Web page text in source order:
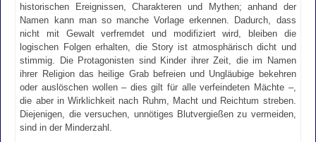
historischen Ereignissen, Charakteren und Mythen; anhand der
Namen kann man so manche Vorlage erkennen. Dadurch, dass
nicht mit Gewalt verfremdet und modifiziert wird, bleiben die
logischen Folgen erhalten, die Story ist atmosphärisch dicht und
stimmig. Die Protagonisten sind Kinder ihrer Zeit, die im Namen
ihrer Religion das heilige Grab befreien und Ungläubige bekehren
oder auslöschen wollen – dies gilt für alle verfeindeten Mächte –,
die aber in Wirklichkeit nach Ruhm, Macht und Reichtum streben.
Diejenigen, die versuchen, unnötiges Blutvergießen zu vermeiden,
sind in der Minderzahl.